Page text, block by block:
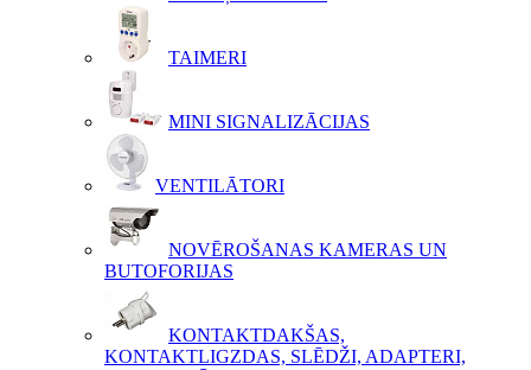
TAIMERI
MINI SIGNALIZĀCIJAS
VENTILĀTORI
NOVĒROŠANAS KAMERAS UN
BUTOFORIJAS
KONTAKTDAKŠAS,
KONTAKTLIGZDAS, SLĒDŽI, ADAPTERI,